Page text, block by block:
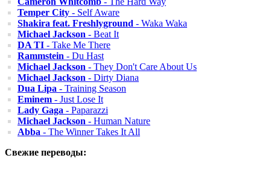
Temper City - Self Aware
Shakira feat. Freshlyground - Waka Waka
Michael Jackson - Beat It
DA TI - Take Me There
Rammstein - Du Hast
Michael Jackson - They Don't Care About Us
Michael Jackson - Dirty Diana
Dua Lipa - Training Season
Eminem - Just Lose It
Lady Gaga - Paparazzi
Michael Jackson - Human Nature
Abba - The Winner Takes It All
Свежие переводы: